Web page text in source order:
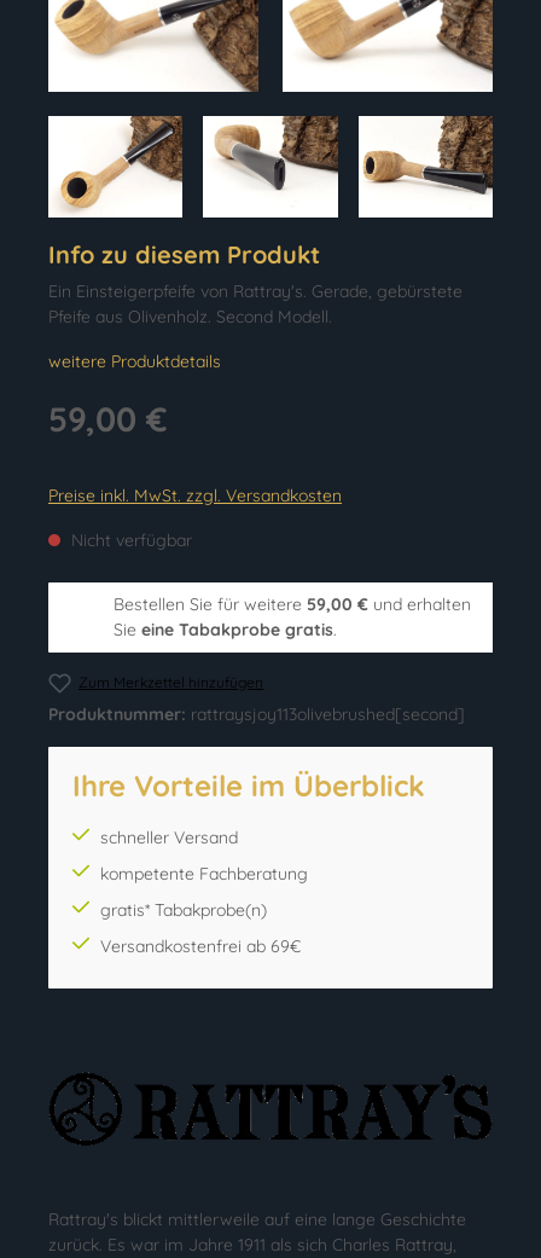
Info zu diesem Produkt
Ein Einsteigerpfeife von Rattray's. Gerade, gebürstete
Pfeife aus Olivenholz. Second Modell.
weitere Produktdetails
59,00 €
Preise inkl. MwSt. zzgl. Versandkosten
Nicht verfügbar
Bestellen Sie für weitere 59,00 € und erhalten
Sie eine Tabakprobe gratis.
Zum Merkzettel hinzufügen
Produktnummer: rattraysjoy113olivebrushed[second]
Ihre Vorteile im Überblick
schneller Versand
kompetente Fachberatung
gratis* Tabakprobe(n)
Versandkostenfrei ab 69€
Rattray's blickt mittlerweile auf eine lange Geschichte
zurück. Es war im Jahre 1911 als sich Charles Rattray,